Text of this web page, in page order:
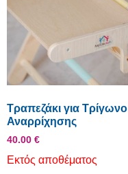
Τραπεζάκι για Τρίγωνο
Αναρρίχησης
40.00 €
Εκτός αποθέματος